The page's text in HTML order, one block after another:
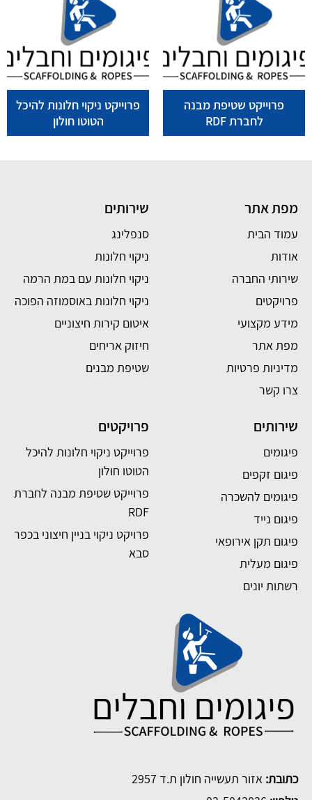
פרוייקט שטיפת מבנה
לחברת RDF
פרוייקט ניקוי חלונות להיכל
הטוטו חולון
מפת אתר
עמוד הבית
אודות
שירותי החברה
פרויקטים
מידע מקצועי
מפת אתר
מדיניות פרטיות
צרו קשר
שירותים
סנפלינג
ניקוי חלונות
ניקוי חלונות עם במת הרמה
ניקוי חלונות באוסמוזה הפוכה
איטום קירות חיצוניים
חיזוק אריחים
שטיפת מבנים
שירותים
פיגומים
פיגום זקפים
פיגומים להשכרה
פיגום נייד
פיגום תקן אירופאי
פיגום מעלית
רשתות יונים
פרויקטים
פרוייקט ניקוי חלונות להיכל
הטוטו חולון
פרוייקט שטיפת מבנה לחברת
RDF
פרויקט ניקוי בניין חיצוני בכפר
סבא
כתובת: אזור תעשייה חולון ת.ד 2957